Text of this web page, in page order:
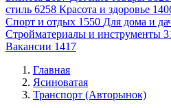
стиль 6258 Красота и здоровье
Спорт и отдых 1550 Для дома и
Стройматериалы и инструменты
Вакансии 1417
Главная
Ясиноватая
Транспорт (Авторынок)